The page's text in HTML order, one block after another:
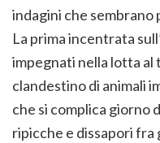
indagini che sembrano
La prima incentrata
impegnati nella lotta
clandestino di animali
che si complica giorno
ripicche e dissapori